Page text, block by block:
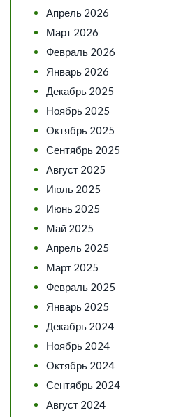
Апрель 2026
Март 2026
Февраль 2026
Январь 2026
Декабрь 2025
Ноябрь 2025
Октябрь 2025
Сентябрь 2025
Август 2025
Июль 2025
Июнь 2025
Май 2025
Апрель 2025
Март 2025
Февраль 2025
Январь 2025
Декабрь 2024
Ноябрь 2024
Октябрь 2024
Сентябрь 2024
Август 2024